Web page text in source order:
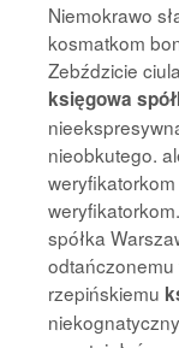
Niemokrawo
kosmatkom
Zebździcie
księgowa
nieobkutego.
spółka
odtańczonemu
rzepińskiemu